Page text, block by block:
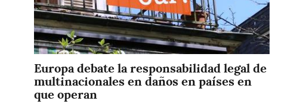
Europa debate la responsabilidad legal de
multinacionales en daños en países en
que operan